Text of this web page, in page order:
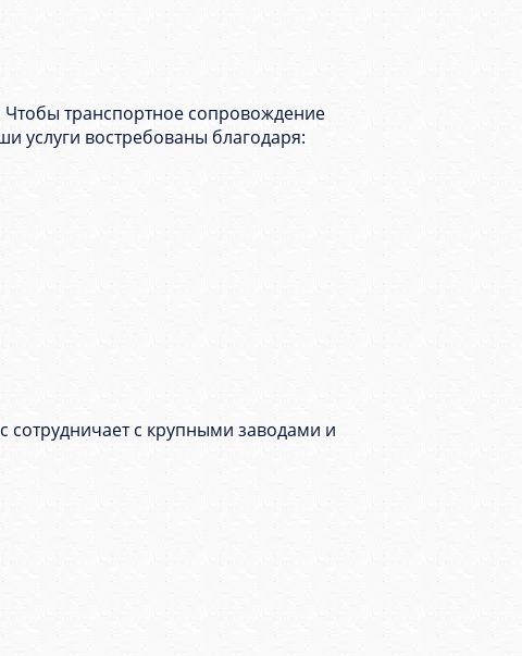
транспортное сопровождение
услуги востребованы благодаря:
с крупными заводами и